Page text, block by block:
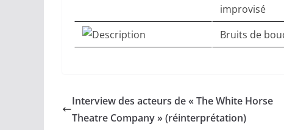
improvisé
Bruits de
Interview des acteurs de « The White Horse
Theatre Company » (réinterprétation)